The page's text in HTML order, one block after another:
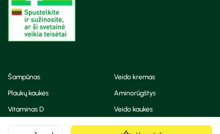
Šampūnas
Veido kremas
Plaukų kaukės
Aminorūgštys
Vitaminas D
Veido kaukės
Korėjietiška kosmetika
Eteriniai aliejai